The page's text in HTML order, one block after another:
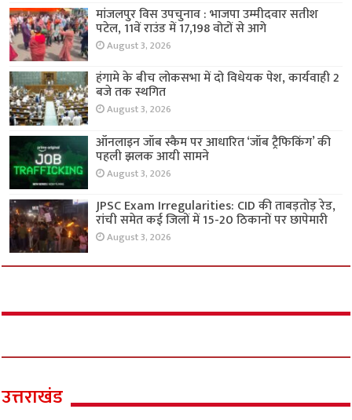
मांजलपुर विस उपचुनाव : भाजपा उम्मीदवार सतीश
पटेल, 11वें राउंड में 17,198 वोटों से आगे
August 3, 2026
हंगामे के बीच लोकसभा में दो विधेयक पेश, कार्यवाही 2
बजे तक स्थगित
August 3, 2026
ऑनलाइन जॉब स्कैम पर आधारित ‘जॉब ट्रैफिकिंग’ की
पहली झलक आयी सामने
August 3, 2026
JPSC Exam Irregularities: CID की ताबड़तोड़ रेड,
रांची समेत कई जिलों में 15-20 ठिकानों पर छापेमारी
August 3, 2026
उत्तराखंड